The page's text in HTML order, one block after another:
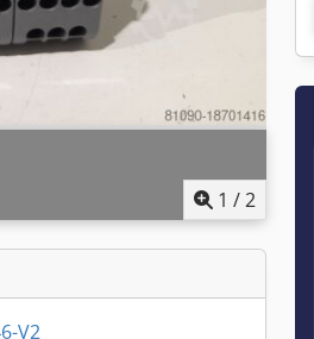
1 /2
V2